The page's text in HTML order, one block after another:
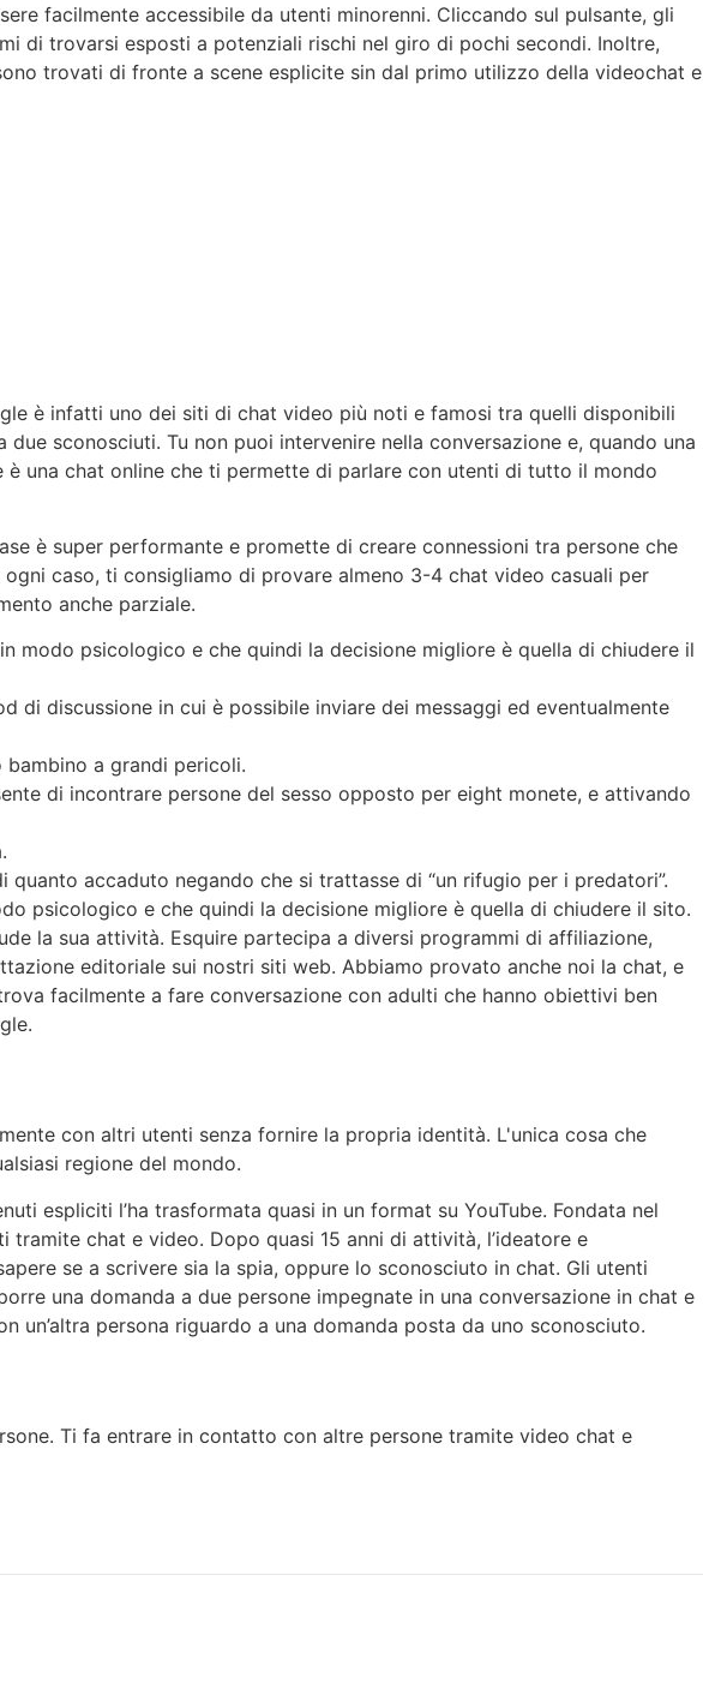
facilmente accessibile da utenti minorenni. Cliccando sul pulsante, gli
di trovarsi esposti a potenziali rischi nel giro di pochi secondi. Inoltre,
trovati di fronte a scene esplicite sin dal primo utilizzo della videochat e
è infatti uno dei siti di chat video più noti e famosi tra quelli disponibili
sconosciuti. Tu non puoi intervenire nella conversazione e, quando una
è una chat online che ti permette di parlare con utenti di tutto il mondo
è super performante e promette di creare connessioni tra persone che
caso, ti consigliamo di provare almeno 3-4 chat video casuali per
anche parziale.
modo psicologico e che quindi la decisione migliore è quella di chiudere il
di discussione in cui è possibile inviare dei messaggi ed eventualmente
a grandi pericoli.
di incontrare persone del sesso opposto per eight monete, e attivando
accaduto negando che si trattasse di “un rifugio per i predatori”.
psicologico e che quindi la decisione migliore è quella di chiudere il sito.
la sua attività. Esquire partecipa a diversi programmi di affiliazione,
editoriale sui nostri siti web. Abbiamo provato anche noi la chat, e
facilmente a fare conversazione con adulti che hanno obiettivi ben
con altri utenti senza fornire la propria identità. L'unica cosa che
regione del mondo.
espliciti l’ha trasformata quasi in un format su YouTube. Fondata nel
chat e video. Dopo quasi 15 anni di attività, l’ideatore e
se a scrivere sia la spia, oppure lo sconosciuto in chat. Gli utenti
una domanda a due persone impegnate in una conversazione in chat e
un’altra persona riguardo a una domanda posta da uno sconosciuto.
Ti fa entrare in contatto con altre persone tramite video chat e